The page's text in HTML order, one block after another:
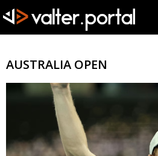
AUSTRALIA OPEN